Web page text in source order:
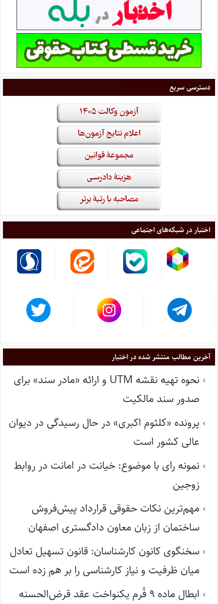
دسترسی سریع
اختبار در شبکه‌های اجتماعی
آخرین مطالب منتشر شده در اختبار
نحوه تهیه نقشه UTM و ارائه «مادر سند» برای
صدور سند مالکیت
پرونده «کلثوم اکبری» در حال رسیدگی در دیوان
عالی کشور است
نمونه رای با موضوع: خیانت در امانت در روابط
زوجین
مهم‌ترین نکات حقوقی قرارداد پیش‌فروش
ساختمان از زبان معاون دادگستری اصفهان
سخنگوی کانون کارشناسان: قانون تسهیل تعادل
میان ظرفیت و نیاز کارشناسی را بر هم زده است
ابطال ماده ۹ فُرم یکنواخت عقد قرض‌الحسنه